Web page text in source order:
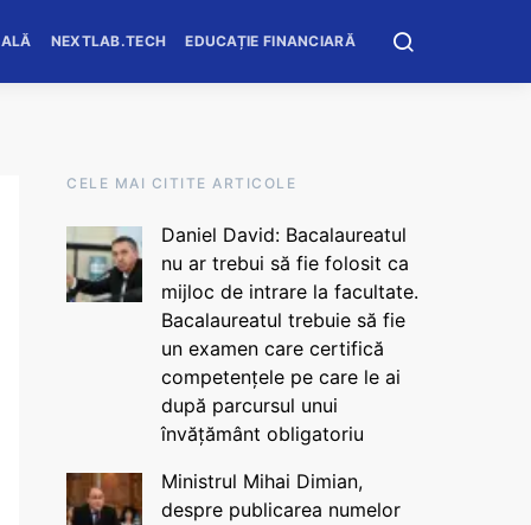
NEXTLAB.TECH EDUCAȚIE FINANCIARĂ
CELE MAI CITITE ARTICOLE
Daniel David: Bacalaureatul
nu ar trebui să fie folosit ca
mijloc de intrare la facultate.
Bacalaureatul trebuie să fie
un examen care certifică
competențele pe care le ai
după parcursul unui
învățământ obligatoriu
Ministrul Mihai Dimian,
despre publicarea numelor